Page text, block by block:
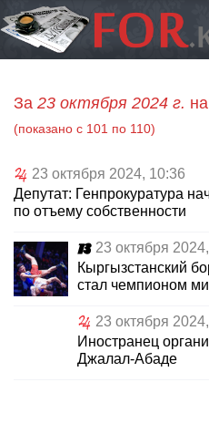
За 23 октября 2024 г.
(показано с 101 по 110)
23 октября 2024, 10:36
Депутат: Генпрокуратура
по отъему собственности
23 октября
Кыргызстанский
стал чемпионом
23 октября
Иностранец
Джалал-Абаде